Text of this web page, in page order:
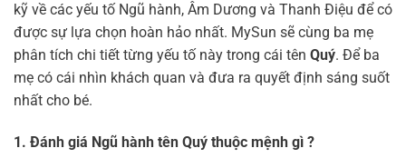
kỹ về các yếu tố Ngũ hành, Âm Dương và Thanh Điệu để có
được sự lựa chọn hoàn hảo nhất. MySun sẽ cùng ba mẹ
phân tích chi tiết từng yếu tố này trong cái tên Quý. Để ba
mẹ có cái nhìn khách quan và đưa ra quyết định sáng suốt
nhất cho bé.
1. Đánh giá Ngũ hành tên Quý thuộc mệnh gì ?